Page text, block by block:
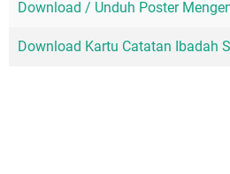
Download / Unduh Poster
Download Kartu Catatan Ibadah